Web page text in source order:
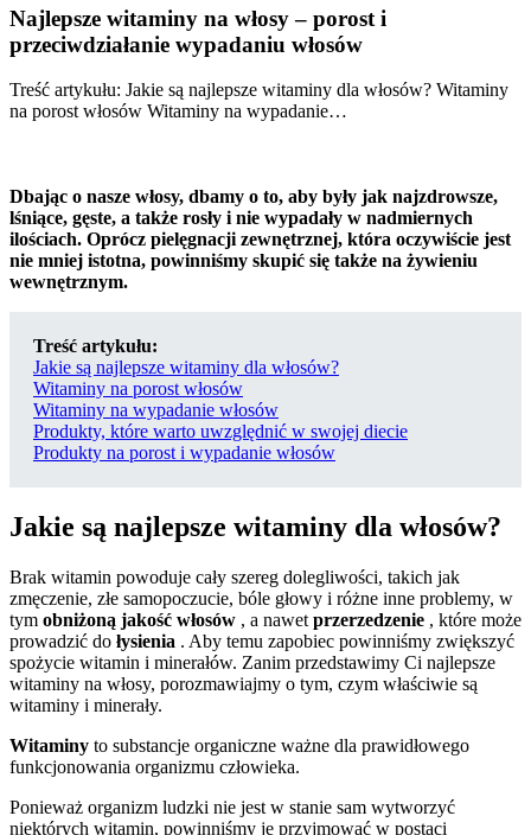
Najlepsze witaminy na włosy – porost i
przeciwdziałanie wypadaniu włosów
Treść artykułu: Jakie są najlepsze witaminy dla włosów? Witaminy
na porost włosów Witaminy na wypadanie…
Dbając o nasze włosy, dbamy o to, aby były jak najzdrowsze,
lśniące, gęste, a także rosły i nie wypadały w nadmiernych
ilościach. Oprócz pielęgnacji zewnętrznej, która oczywiście jest
nie mniej istotna, powinniśmy skupić się także na żywieniu
wewnętrznym.
Treść artykułu:
Jakie są najlepsze witaminy dla włosów?
Witaminy na porost włosów
Witaminy na wypadanie włosów
Produkty, które warto uwzględnić w swojej diecie
Produkty na porost i wypadanie włosów
Jakie są najlepsze witaminy dla włosów?
Brak witamin powoduje cały szereg dolegliwości, takich jak
zmęczenie, złe samopoczucie, bóle głowy i różne inne problemy, w
tym obniżoną jakość włosów , a nawet przerzedzenie , które może
prowadzić do łysienia . Aby temu zapobiec powinniśmy zwiększyć
spożycie witamin i minerałów. Zanim przedstawimy Ci najlepsze
witaminy na włosy, porozmawiajmy o tym, czym właściwie są
witaminy i minerały.
Witaminy to substancje organiczne ważne dla prawidłowego
funkcjonowania organizmu człowieka.
Ponieważ organizm ludzki nie jest w stanie sam wytworzyć
niektórych witamin, powinniśmy je przyjmować w postaci